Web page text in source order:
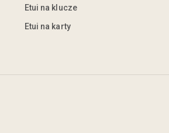
Etui na klucze
Etui na karty